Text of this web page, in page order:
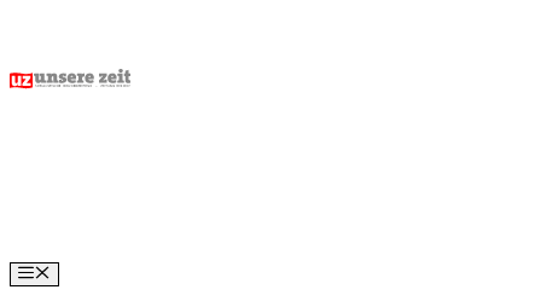
content
Menu